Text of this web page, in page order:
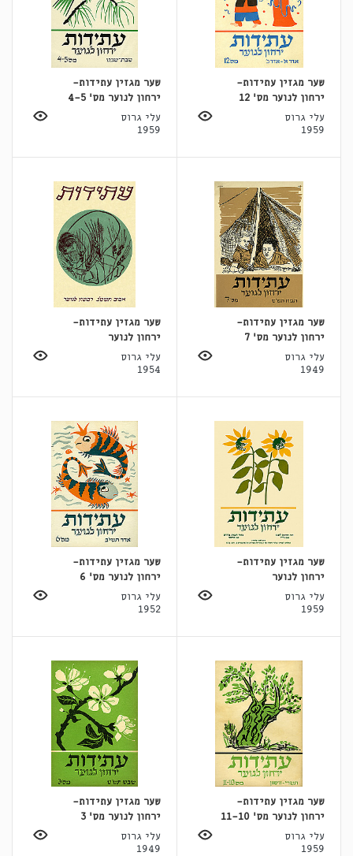
שער מגזין עתידות-
ירחון לנוער מס' 12
עלי גרוס
1959
שער מגזין עתידות-
ירחון לנוער מס' 4-5
עלי גרוס
1959
שער מגזין עתידות-
ירחון לנוער מס' 7
עלי גרוס
1949
שער מגזין עתידות-
ירחון לנוער
עלי גרוס
1954
שער מגזין עתידות-
ירחון לנוער
עלי גרוס
1959
שער מגזין עתידות-
ירחון לנוער מס' 6
עלי גרוס
1952
שער מגזין עתידות-
ירחון לנוער מס' 11-10
עלי גרוס
1959
שער מגזין עתידות-
ירחון לנוער מס' 3
עלי גרוס
1949